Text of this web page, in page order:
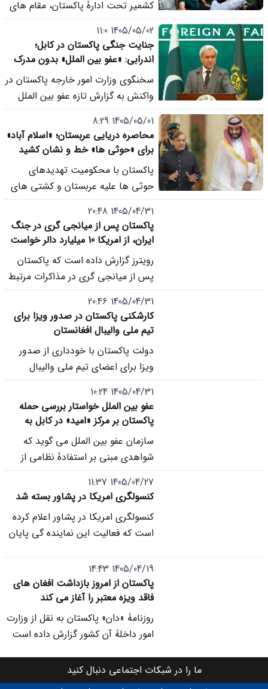
کشمیر تحت ادارۀ پاکستان، مقام های
این کشور کشته شدن یک نیروی
امنیتی و دست کم سه معترض را در
درگیری ها تأیید کرده اند؛ اما رهبران
یک گروه معترض شمار جان باختگان را
بیش از 30 تن می دانند، ادعایی که
مستقلانه تأیید نشده است.
1405/05/02 11:0
جنایت جنگی پاکستان در کابل؛
اندرابی: «عفو بین الملل» بدون مدرک
صحبت می کند
سخنگوی وزارت امور خارجه پاکستان در
واکنش به گزارش تازه عفو بین الملل
درباره حمله هوایی 26 اسفند/حوت به
مرکز درمانی «امید» در کابل، این ادعا
را «بی اساس، فاقد سند و مغایر
واقعیت های میدانی» خواند و هم
زمان طالبان را به فراهم کردن بستر
فعالیت گروه های تروریستی در
افغانستان متهم کرد.
1405/05/01 8:29
محاصره دریایی عربستان؛ «اسلام آباد»
برای «حوثی ها» خط و نشان کشید
پاکستان با محکومیت تهدیدهای
حوثی ها علیه عربستان و کشتی های
تجاری در دریای سرخ، این اقدامات را
تهدیدی برای امنیت منطقه و آزادی
کشتیرانی دانست و بر حمایت از
حاکمیت و امنیت عربستان تأکید کرد.
1405/04/31 20:48
پاکستان پس از میانجی گری در جنگ
ایران، از امریکا 10 میلیارد دالر خواست
رویترز گزارش داده است که پاکستان
پس از میانجی گری در مذاکرات مرتبط
با جنگ ایران، از ایالات متحده خواسته
است یک تسهیلات 10 میلیارد دالری
برای تقویت ذخایر ارزی و حمایت از
ارزش روپیه ایجاد کند.
1405/04/31 20:46
کارشکنی پاکستان در صدور ویزا برای
تیم ملی والیبال افغانستان
دولت پاکستان با خودداری از صدور
ویزا برای اعضای تیم ملی والیبال
افغانستان، از حضور آنها در رقابت های
آسیایی جلوگیری کرد.
1405/04/31 10:24
عفو بین الملل خواستار بررسی حملۀ
پاکستان بر مرکز «امید» در کابل به
عنوان جنایت جنگی شد
سازمان عفو بین الملل می گوید که
شواهدی مبنی بر استفادۀ نظامی از
مرکز تداوی معتادان «امید» در کابل،
برخلاف ادعای ارتش پاکستان، نیافته و
بر این مرکز به عنوان یک جنایت
احتمالی جنگی شده است.
1405/04/27 11:37
کنسولگری امریکا در پشاور بسته شد
کنسولگری امریکا در پشاور اعلام کرده
است که فعالیت این نماینده گی پایان
با خیبرپشتونخوا به سفارت امریکا در
اسلام آباد انتقال یافته است.
1405/04/19 14:43
پاکستان از امروز بازداشت افغان های
فاقد ویزۀ معتبر را آغاز می کند
روزنامۀ «دان» پاکستان به نقل از وزارت
امور داخلۀ آن کشور گزارش داده است
شهروندان افغان فاقد ویزۀ معتبر در
پاکستان بازداشت شده و روند اخراج
ما را در شبکات اجتماعی دنبال کنید